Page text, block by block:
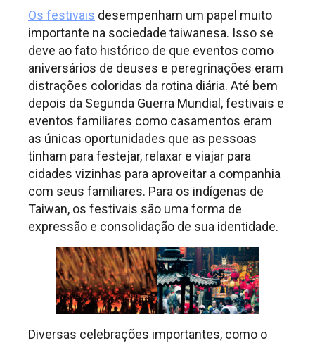
Os festivais desempenham um papel muito
importante na sociedade taiwanesa. Isso se
deve ao fato histórico de que eventos como
aniversários de deuses e peregrinações eram
distrações coloridas da rotina diária. Até bem
depois da Segunda Guerra Mundial, festivais e
eventos familiares como casamentos eram
as únicas oportunidades que as pessoas
tinham para festejar, relaxar e viajar para
cidades vizinhas para aproveitar a companhia
com seus familiares. Para os indígenas de
Taiwan, os festivais são uma forma de
expressão e consolidação de sua identidade.
Diversas celebrações importantes, como o